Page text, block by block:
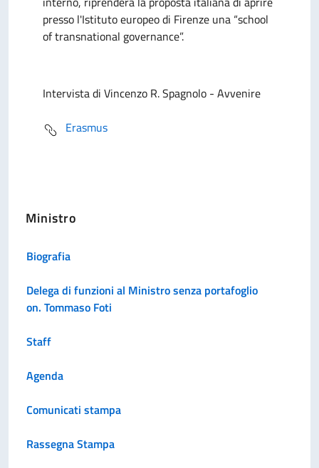
presso l'Istituto europeo di Firenze una “school
of transnational governance”.
Intervista di Vincenzo R. Spagnolo - Avvenire
Erasmus
Ministro
Biografia
Delega di funzioni al Ministro senza portafoglio
on. Tommaso Foti
Staff
Agenda
Comunicati stampa
Rassegna Stampa